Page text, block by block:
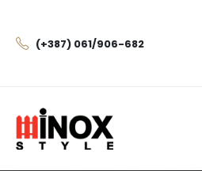
(+387) 061/906-682